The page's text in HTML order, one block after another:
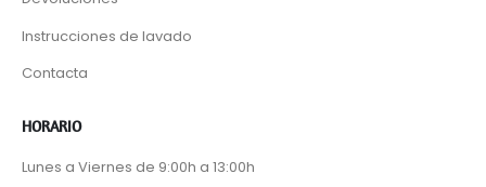
Instrucciones de lavado
Contacta
HORARIO
Lunes a Viernes de 9:00h a 13:00h